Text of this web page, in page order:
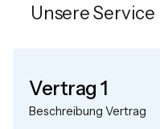
Unsere
Vertrag 1
Beschreibung Vertrag